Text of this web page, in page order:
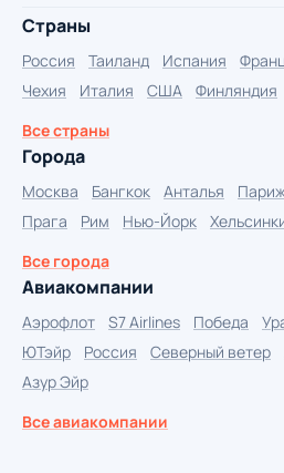
Страны
Россия Таиланд Испания
Чехия
Италия США
Финляндия
Все страны
Города
Москва Бангкок Анталья
Прага
Рим Нью-Йорк
Все города
Авиакомпании
Аэрофлот S7 Airlines Победа
ЮТэйр
Россия Северный ветер
Азур Эйр
Все авиакомпании